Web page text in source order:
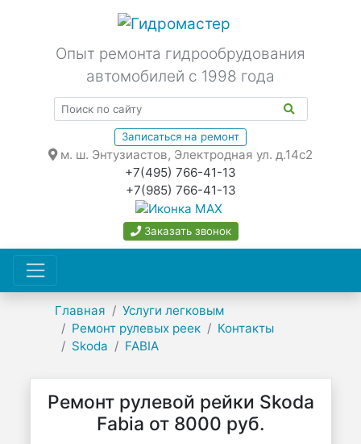
Опыт ремонта гидрообрудования
автомобилей с 1998 года
Записаться на ремонт
м. ш. Энтузиастов, Электродная ул. д.14с2
+7(495) 766-41-13
+7(985) 766-41-13
Заказать звонок
Главная
Услуги легковым
Ремонт рулевых реек
Контакты
Skoda
FABIA
Ремонт рулевой рейки Skoda
Fabia от 8000 руб.